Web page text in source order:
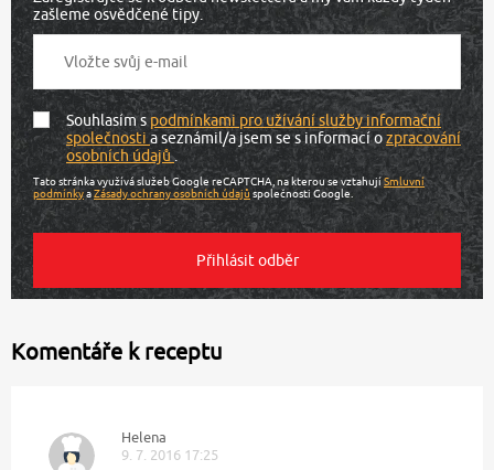
zašleme osvědčené tipy.
Souhlasím spodmínkami pro užívání služby informační
společnostia seznámil/a jsem se s informací ozpracování
osobních údajů.
Tato stránka využívá služeb Google reCAPTCHA, na kterou se vztahujíSmluvní
podmínkyaZásady ochrany osobních údajů společnosti Google.
Komentáře k receptu
Helena
9. 7. 2016 17:25